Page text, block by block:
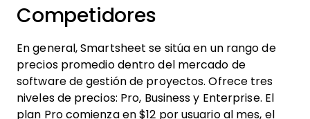
Competidores
En general, Smartsheet se sitúa en un rango de
precios promedio dentro del mercado de
software de gestión de proyectos. Ofrece tres
niveles de precios: Pro, Business y Enterprise. El
plan Pro comienza en $12 por usuario al mes, el